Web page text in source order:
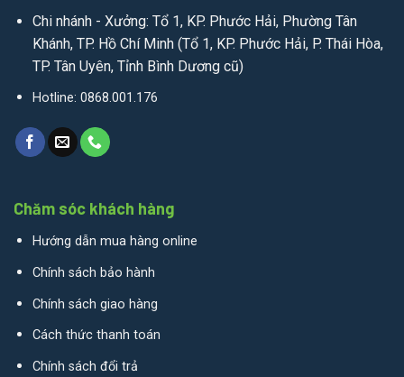
Chi nhánh - Xưởng: Tổ 1, KP. Phước Hải, Phường Tân
Khánh, TP. Hồ Chí Minh (Tổ 1, KP. Phước Hải, P. Thái Hòa,
TP. Tân Uyên, Tỉnh Bình Dương cũ)
Hotline: 0868.001.176
Chăm sóc khách hàng
Hướng dẫn mua hàng online
Chính sách bảo hành
Chính sách giao hàng
Cách thức thanh toán
Chính sách đổi trả